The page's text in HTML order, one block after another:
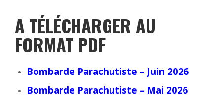
A TÉLÉCHARGER AU
FORMAT PDF
Bombarde Parachutiste – Juin 2026
Bombarde Parachutiste – Mai 2026